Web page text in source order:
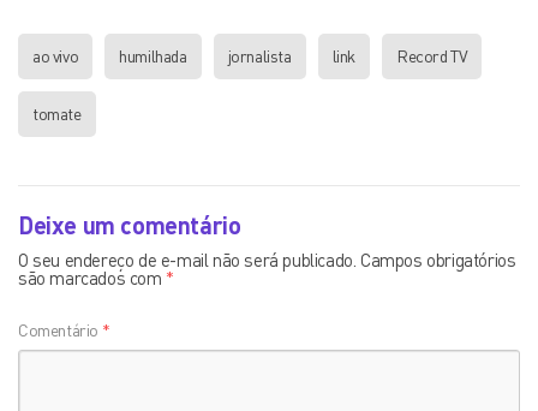
ao vivo humilhada jornalista link Record TV
tomate
Deixe um comentário
O seu endereço de e-mail não será publicado. Campos obrigatórios
são marcados com *
Comentário *